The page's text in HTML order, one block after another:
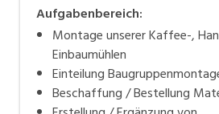
Aufgabenbereich:
Montage unserer Kaffee-,
Einbaumühlen
Einteilung
Beschaffung / Bestellung